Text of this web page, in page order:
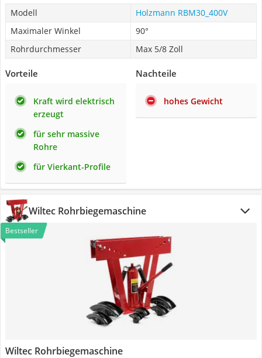
Modell
Holzmann RBM30_400V
Maximaler Winkel
90°
Rohrdurchmesser
Max 5/8 Zoll
Vorteile
Kraft wird elektrisch
erzeugt
für sehr massive
Rohre
für Vierkant-Profile
Nachteile
hohes Gewicht
Wiltec Rohrbiegemaschine
Bestseller
Wiltec Rohrbiegemaschine